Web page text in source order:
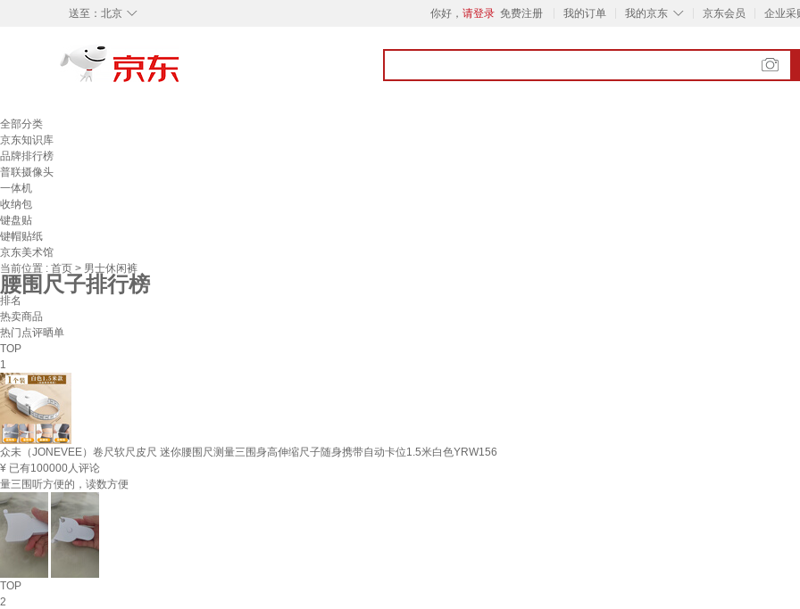
◇
送至： 北京 你好， 请登录 免费注册 我的订单 ◇
我的京东 京东会员 企业采
全部分类
京东知识库
品牌排行榜
普联摄像头
一体机
收纳包
键盘贴
键帽贴纸
京东美术馆
当前位置 : 首页 > 男士休闲裤
腰围尺子排行榜
排名
热卖商品
热门点评晒单
TOP
1
众未（JONEVEE）卷尺软尺皮尺 迷你腰围尺测量三围身高伸缩尺子随身携带自动卡位1.5米白色YRW156
¥ 已有100000人评论
量三围听方便的，读数方便
TOP
2